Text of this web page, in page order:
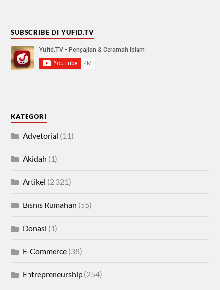
SUBSCRIBE DI YUFID.TV
KATEGORI
Advetorial (11)
Akidah (1)
Artikel (2,321)
Bisnis Rumahan (55)
Donasi (1)
E-Commerce (38)
Entrepreneurship (254)